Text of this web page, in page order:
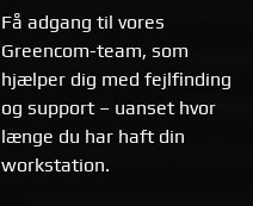
Få adgang til vores
Greencom-team, som
hjælper dig med fejlfinding
og support – uanset hvor
længe du har haft din
workstation.